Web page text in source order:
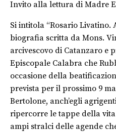
Invito alla lettura di Madre
Si intitola “Rosario Livatino.
biografia scritta da Mons.
arcivescovo di Catanzaro e
Episcopale Calabra che
occasione della
prevista per il prossimo 9
Bertolone, anch’egli
ripercorre le tappe della
ampi stralci delle agende